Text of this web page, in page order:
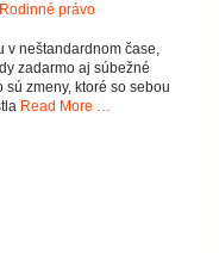
Rodinné právo
v neštandardnom čase,
zadarmo aj súbežné
zmeny, ktoré so sebou
Read More …